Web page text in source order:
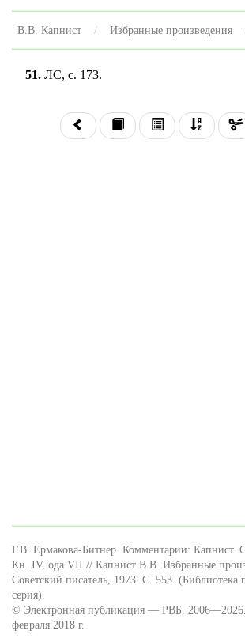
В.В. Капнист Избранные произведения
51. ЛС, с. 173.
Г.В. Ермакова-Битнер. Комментарии: Капнист.
Кн. IV, ода VII // Капнист В.В. Избранные
Советский писатель, 1973. С. 553. (Библиотека
серия).
© Электронная публикация — РВБ, 2006—2026.
февраля 2018 г.